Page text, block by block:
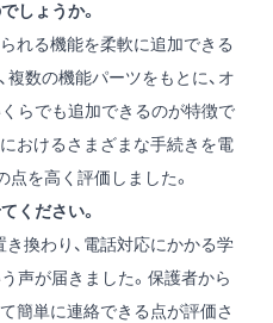
しょうか。
れる機能を柔軟に追加できる
複数の機能パーツをもとに、オ
らでも追加できるのが特徴で
におけるさまざまな手続きを電
点を高く評価しました。
ください。
換わり、電話対応にかかる学
声が届きました。保護者から
て簡単に連絡できる点が評価さ